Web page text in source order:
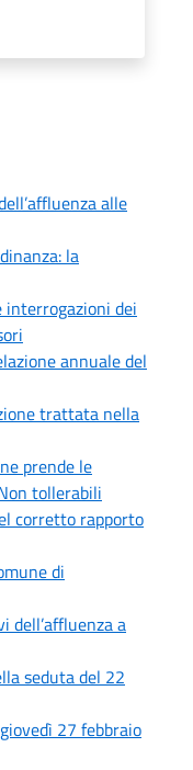
alle
la
interrogazioni dei
annuale del
trattata nella
prende le
tollerabili
corretto rapporto
di
dell’affluenza a
seduta del 22
27 febbraio